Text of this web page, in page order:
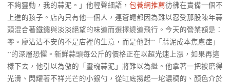
不夠靈動，我的蒜泥。」他輕聲細語， 包養網推薦彷彿在責備一個不
上進的孩子。店內只有他一個人，連蒼蠅都因為難以忍受那股陳年蒜
頭混合著鐵鏽與淡淡絕望的味道而選擇繞道飛行。今天的營業額是：
零。廖沾沾不安的不是店裡的生意，而是他對**「蒜泥成本焦慮症」
**的深層恐懼。新鮮蒜頭每公斤的價格正在以超光速上漲，如果再這
樣下去，他引以為傲的「靈魂蒜泥」將難以為繼。他拿著一把被磨得
光滑、閃耀著不祥光芒的小銀勺，從缸底撈起一坨濃稠的、顏色介於